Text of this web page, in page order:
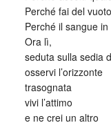
Perché fai del
Perché il sangue
Ora lì,
seduta sulla sedia
osservi l’orizzonte
trasognata
vivi l’attimo
e ne crei un altro